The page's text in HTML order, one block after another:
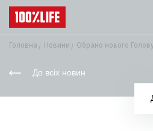
Головна Новини
До всіх новин